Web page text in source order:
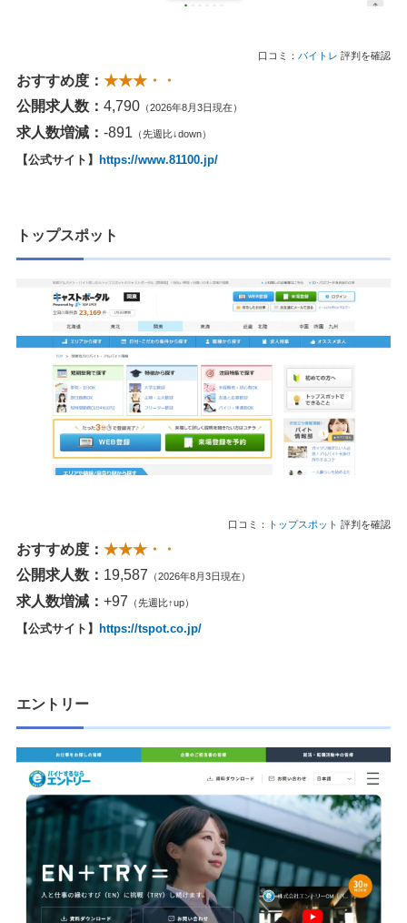
口コミ： バイトレ 評判を確認
おすすめ度： ★★★・・
公開求人数： 4,790 （2026年8月3日現在）
求人数増減： -891 （先週比↓down）
【公式サイト】 https://www.81100.jp/
トップスポット
口コミ： トップスポット 評判を確認
おすすめ度： ★★★・・
公開求人数： 19,587 （2026年8月3日現在）
求人数増減： +97 （先週比↑up）
【公式サイト】 https://tspot.co.jp/
エントリー